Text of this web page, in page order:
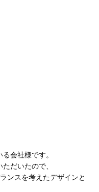
会社様です。
だいたので、
ンスを考えたデザインと